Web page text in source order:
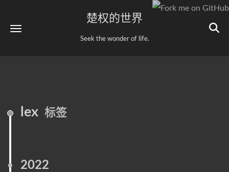
楚权的世界
Seek the wonder of life.
lex 标签
2022